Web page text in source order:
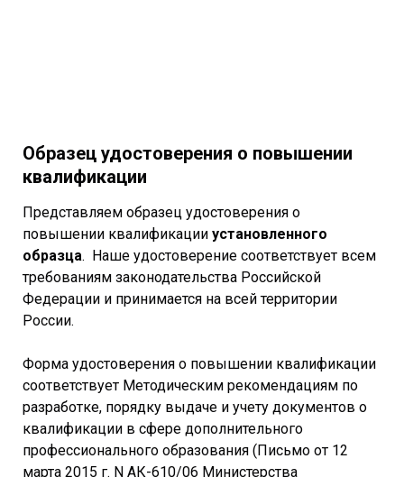
Образец удостоверения о повышении
квалификации
Представляем образец удостоверения о
повышении квалификации установленного
образца. Наше удостоверение соответствует всем
требованиям законодательства Российской
Федерации и принимается на всей территории
России.
Форма удостоверения о повышении квалификации
соответствует Методическим рекомендациям по
разработке, порядку выдаче и учету документов о
квалификации в сфере дополнительного
профессионального образования (Письмо от 12
марта 2015 г. N АК-610/06 Министерства